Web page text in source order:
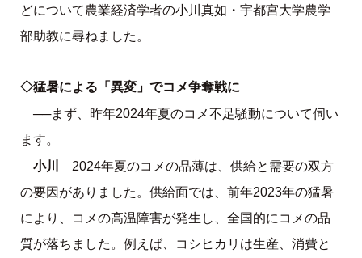
どについて農業経済学者の小川真如・宇都宮大学農学
部助教に尋ねました。
◇猛暑による「異変」でコメ争奪戦に
──まず、昨年2024年夏のコメ不足騒動について伺い
ます。
小川
2024年夏のコメの品薄は、供給と需要の双方
の要因がありました。供給面では、前年2023年の猛暑
により、コメの高温障害が発生し、全国的にコメの品
質が落ちました。例えば、コシヒカリは生産、消費と